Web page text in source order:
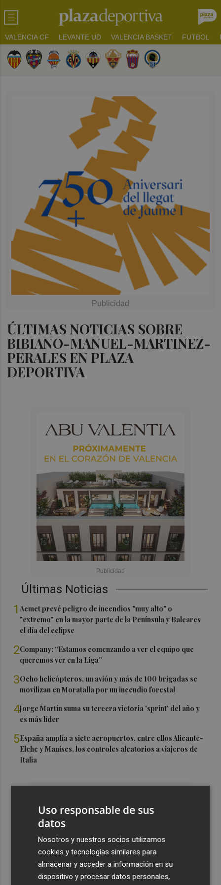
VALENCIA CF LEVANTE UD VALENCIA BASKET FUTBOL
ÚLTIMAS NOTICIAS SOBRE
BIBIANO-MANUEL-MARTINEZ-
PERALES EN PLAZA
DEPORTIVA
Últimas Noticias
1Aemet prevé peligro de incendios "muy alto" o
"extremo" en la mayor parte de la Península y Baleares
el día del eclipse
2Company: “Estamos comenzando a ver el equipo que
queremos ver en la Liga”
3Ocho helicópteros, un avión y más de 100 brigadas se
movilizan en Moratalla por un incendio forestal
4Jorge Martín suma su tercera victoria 'sprint' del año y
es más líder
5España amplía a siete aeropuertos, entre ellos Alicante-
Elche y Manises, los controles aleatorios a viajeros de
Italia
Uso responsable de sus
datos
Nosotros y nuestros socios utilizamos
cookies y tecnologías similares para
almacenar y acceder a información en su
dispositivo y procesar datos personales,